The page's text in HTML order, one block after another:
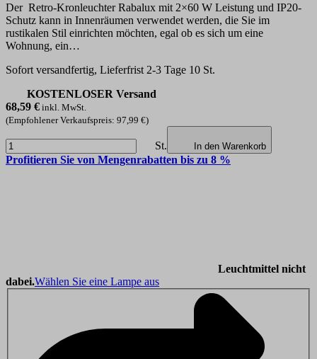
Der Retro-Kronleuchter Rabalux mit 2×60 W Leistung und IP20-
Schutz kann in Innenräumen verwendet werden, die Sie im
rustikalen Stil einrichten möchten, egal ob es sich um eine
Wohnung, ein…
Sofort versandfertig, Lieferfrist 2-3 Tage 10 St.
KOSTENLOSER Versand
68,59 € inkl. MwSt.
(Empfohlener Verkaufspreis: 97,99 €)
St. In den Warenkorb
Profitieren Sie von Mengenrabatten bis zu 8 %
Leuchtmittel nicht
dabei.Wählen Sie eine Lampe aus